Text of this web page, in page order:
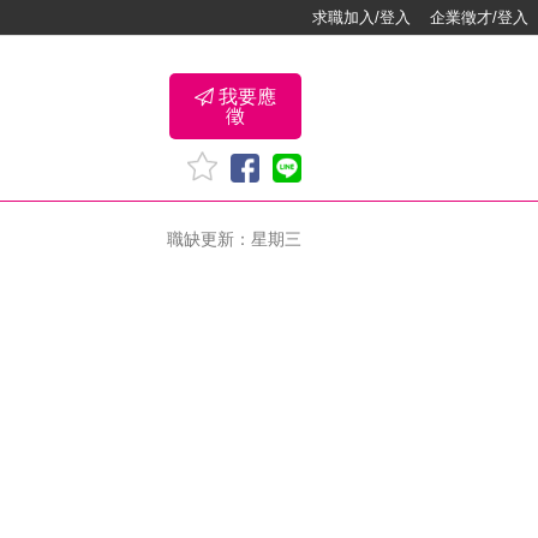
求職加入/登入 企業徵才/登入
我要應
徵
職缺更新：星期三